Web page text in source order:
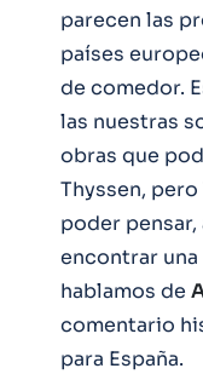
parecen las
países
de comedor.
las nuestras
obras que
Thyssen,
poder pensar,
encontrar una
hablamos de
comentario
para España.